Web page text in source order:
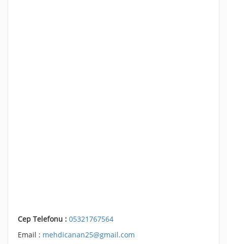
Cep Telefonu : 05321767564
Email : mehdicanan25@gmail.com